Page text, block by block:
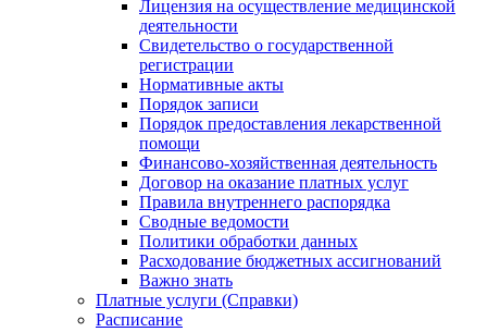
Лицензия на осуществление медицинской
деятельности
Свидетельство о государственной
регистрации
Нормативные акты
Порядок записи
Порядок предоставления лекарственной
помощи
Финансово-хозяйственная деятельность
Договор на оказание платных услуг
Правила внутреннего распорядка
Сводные ведомости
Политики обработки данных
Расходование бюджетных ассигнований
Важно знать
Платные услуги (Справки)
Расписание